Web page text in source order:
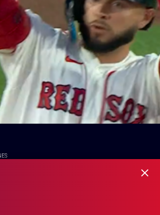
REGISTRADA DE Ole Interactive LLC ×